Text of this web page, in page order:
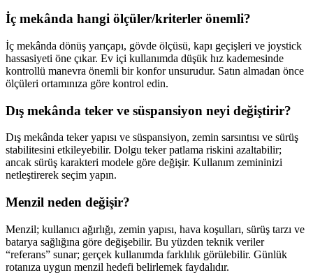
İç mekânda hangi ölçüler/kriterler önemli?
İç mekânda dönüş yarıçapı, gövde ölçüsü, kapı geçişleri ve joystick
hassasiyeti öne çıkar. Ev içi kullanımda düşük hız kademesinde
kontrollü manevra önemli bir konfor unsurudur. Satın almadan önce
ölçüleri ortamınıza göre kontrol edin.
Dış mekânda teker ve süspansiyon neyi değiştirir?
Dış mekânda teker yapısı ve süspansiyon, zemin sarsıntısı ve sürüş
stabilitesini etkileyebilir. Dolgu teker patlama riskini azaltabilir;
ancak sürüş karakteri modele göre değişir. Kullanım zemininizi
netleştirerek seçim yapın.
Menzil neden değişir?
Menzil; kullanıcı ağırlığı, zemin yapısı, hava koşulları, sürüş tarzı ve
batarya sağlığına göre değişebilir. Bu yüzden teknik veriler
“referans” sunar; gerçek kullanımda farklılık görülebilir. Günlük
rotanıza uygun menzil hedefi belirlemek faydalıdır.